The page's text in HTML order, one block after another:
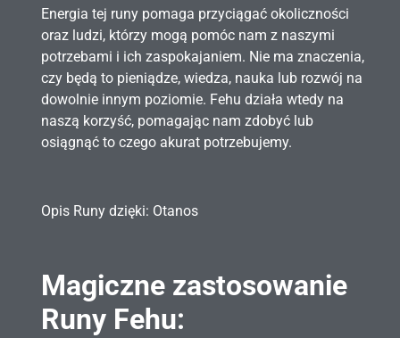
Energia tej runy pomaga przyciągać okoliczności
oraz ludzi, którzy mogą pomóc nam z naszymi
potrzebami i ich zaspokajaniem. Nie ma znaczenia,
czy będą to pieniądze, wiedza, nauka lub rozwój na
dowolnie innym poziomie. Fehu działa wtedy na
naszą korzyść, pomagając nam zdobyć lub
osiągnąć to czego akurat potrzebujemy.
Opis Runy dzięki: Otanos
Magiczne zastosowanie
Runy Fehu: